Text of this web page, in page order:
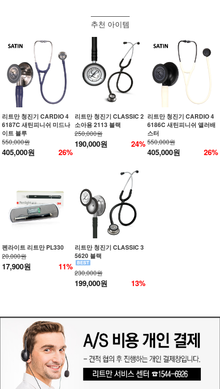
추천 아이템
리트만 청진기 CARDIO 4
6187C 새틴피니쉬 미드나
이트 블루
550,000원
405,000원 26%
리트만 청진기 CLASSIC 2
소아용 2113 블랙
250,000원
190,000원 24%
리트만 청진기 CARDIO 4
6186C 새틴피니쉬 앨러배
스터
550,000원
405,000원 26%
펜라이트 리트만 PL330
20,000원
17,900원 11%
리트만 청진기 CLASSIC 3
5620 블랙
230,000원
199,000원 13%